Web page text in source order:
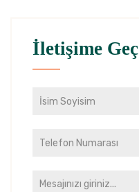
İletişime Geç